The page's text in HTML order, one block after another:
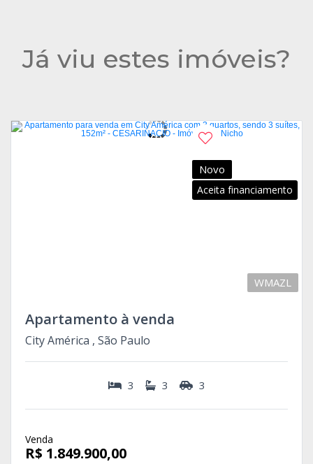
Já viu estes imóveis?
Novo
Aceita financiamento
WMAZL
Apartamento à venda
City América , São Paulo
3 3 3
Venda
R$ 1.849.900,00